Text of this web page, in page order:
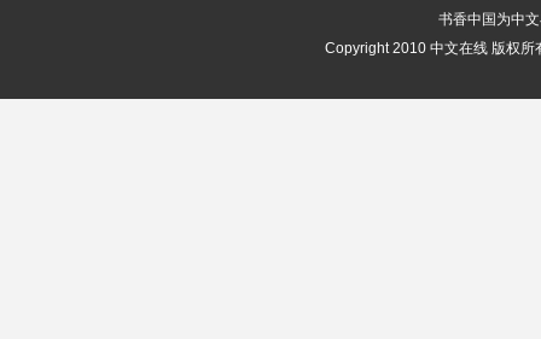
书香中国为中
Copyright 2010 中文在线 版权